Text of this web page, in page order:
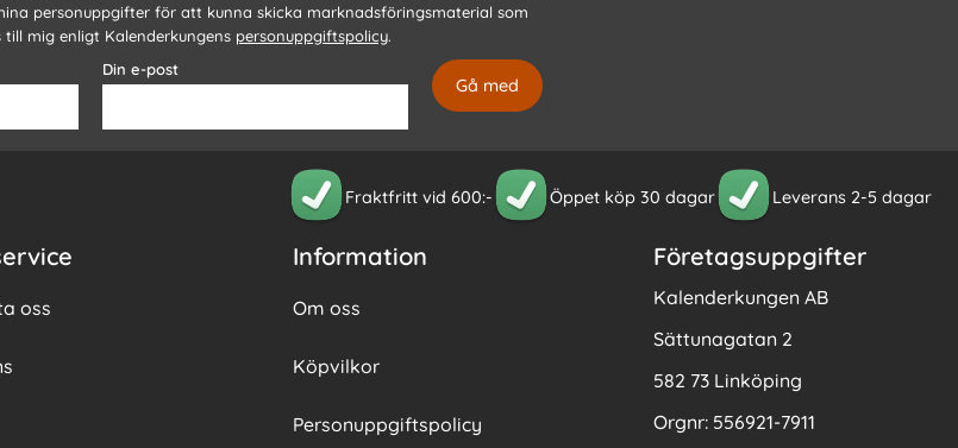
personuppgifter för att kunna skicka marknadsföringsmaterial som
till mig enligt Kalenderkungens personuppgiftspolicy.
Din e-post
Fraktfritt vid 600:- Öppet köp 30 dagar Leverans 2-5 dagar
oss
Information
Om oss
Köpvilkor
Personuppgiftspolicy
Företagsuppgifter
Kalenderkungen AB
Sättunagatan 2
582 73 Linköping
Orgnr: 556921-7911